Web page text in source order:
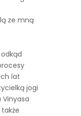
ze mną
lat
jogi
Vinyasa